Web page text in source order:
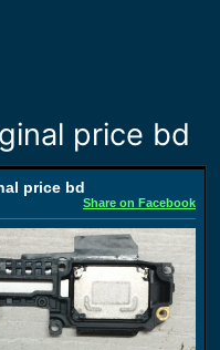
price bd
price bd
Share on Facebook